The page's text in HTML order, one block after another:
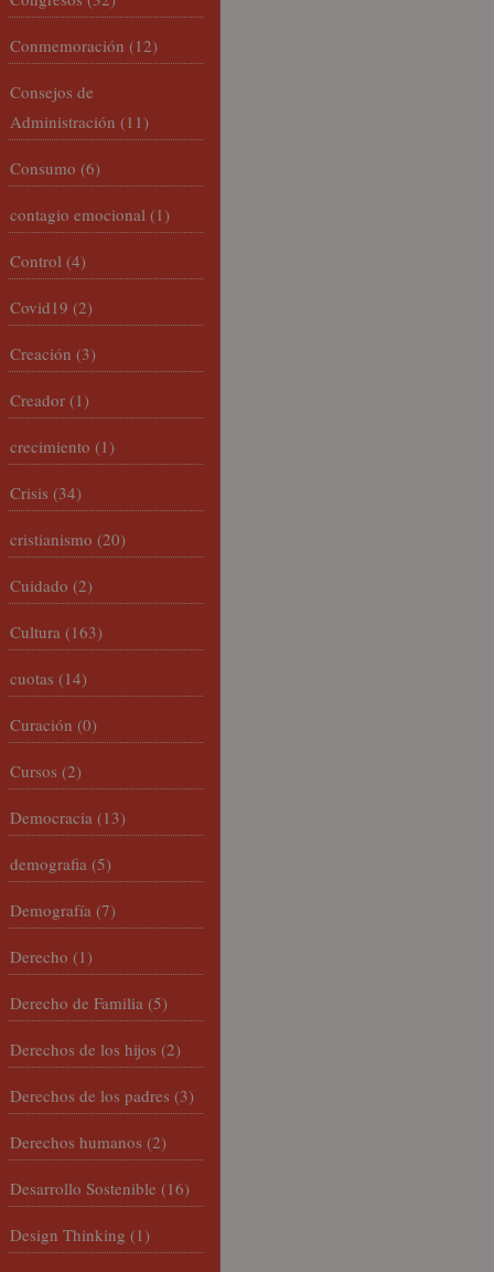
Conmemoración (12)
Consejos de
Administración (11)
Consumo (6)
contagio emocional (1)
Control (4)
Covid19 (2)
Creación (3)
Creador (1)
crecimiento (1)
Crisis (34)
cristianismo (20)
Cuidado (2)
Cultura (163)
cuotas (14)
Curación (0)
Cursos (2)
Democracia (13)
demografia (5)
Demografía (7)
Derecho (1)
Derecho de Familia (5)
Derechos de los hijos (2)
Derechos de los padres (3)
Derechos humanos (2)
Desarrollo Sostenible (16)
Design Thinking (1)